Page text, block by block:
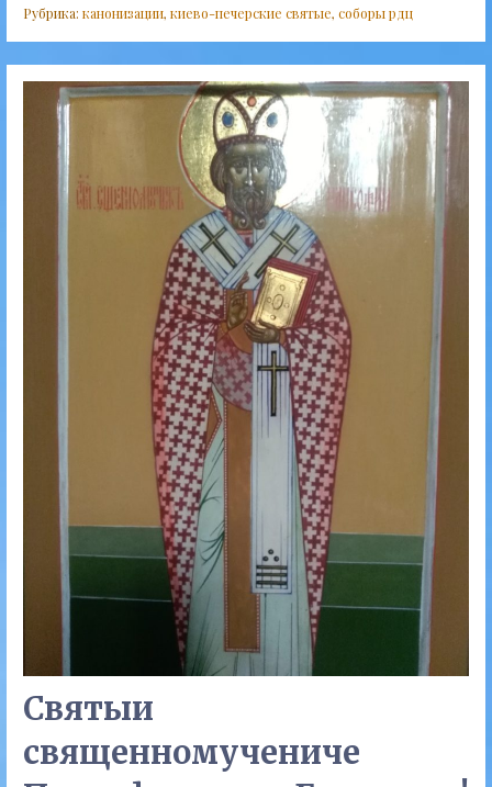
Рубрика: канонизации, киево-печерские святые, соборы рдц
Святыи
священномучениче